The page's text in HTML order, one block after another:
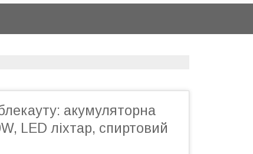
акумуляторна
LED ліхтар, спиртовий